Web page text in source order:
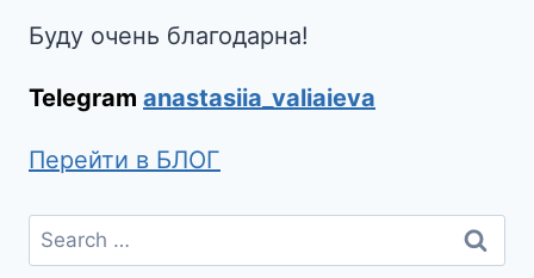
Буду очень благодарна!
Telegram anastasiia_valiaieva
Перейти в БЛОГ